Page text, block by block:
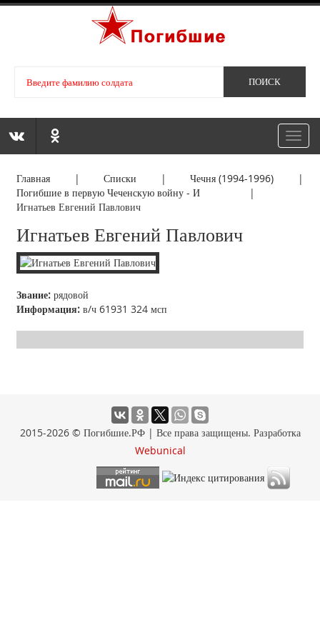
Главная |Списки |Чечня (1994-1996) |
Погибшие в первую Чеченскую войну - И |
Игнатьев Евгений Павлович
Игнатьев Евгений Павлович
Звание: рядовой
Информация: в/ч 61931 324 мсп
2015-2026 © Погибшие.РФ | Все права защищены. Разработка
Webunical